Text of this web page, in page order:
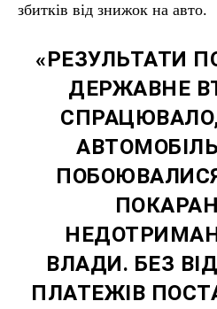
збитків від знижок на авто.
«РЕЗУЛЬТАТИ
ДЕРЖАВНЕ
ВЛАДИ. БЕЗ
ПЛАТЕЖІВ